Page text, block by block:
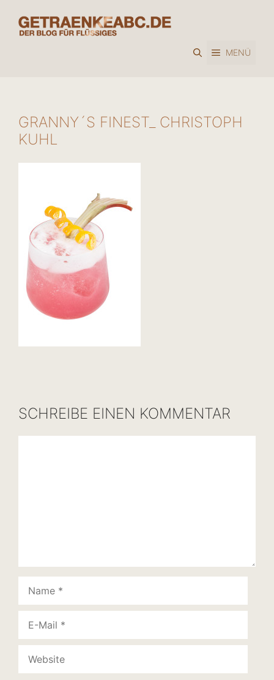
Inhalt
springen
MENÜ
GRANNY´S FINEST_ CHRISTOPH
KUHL
SCHREIBE EINEN KOMMENTAR
Mail